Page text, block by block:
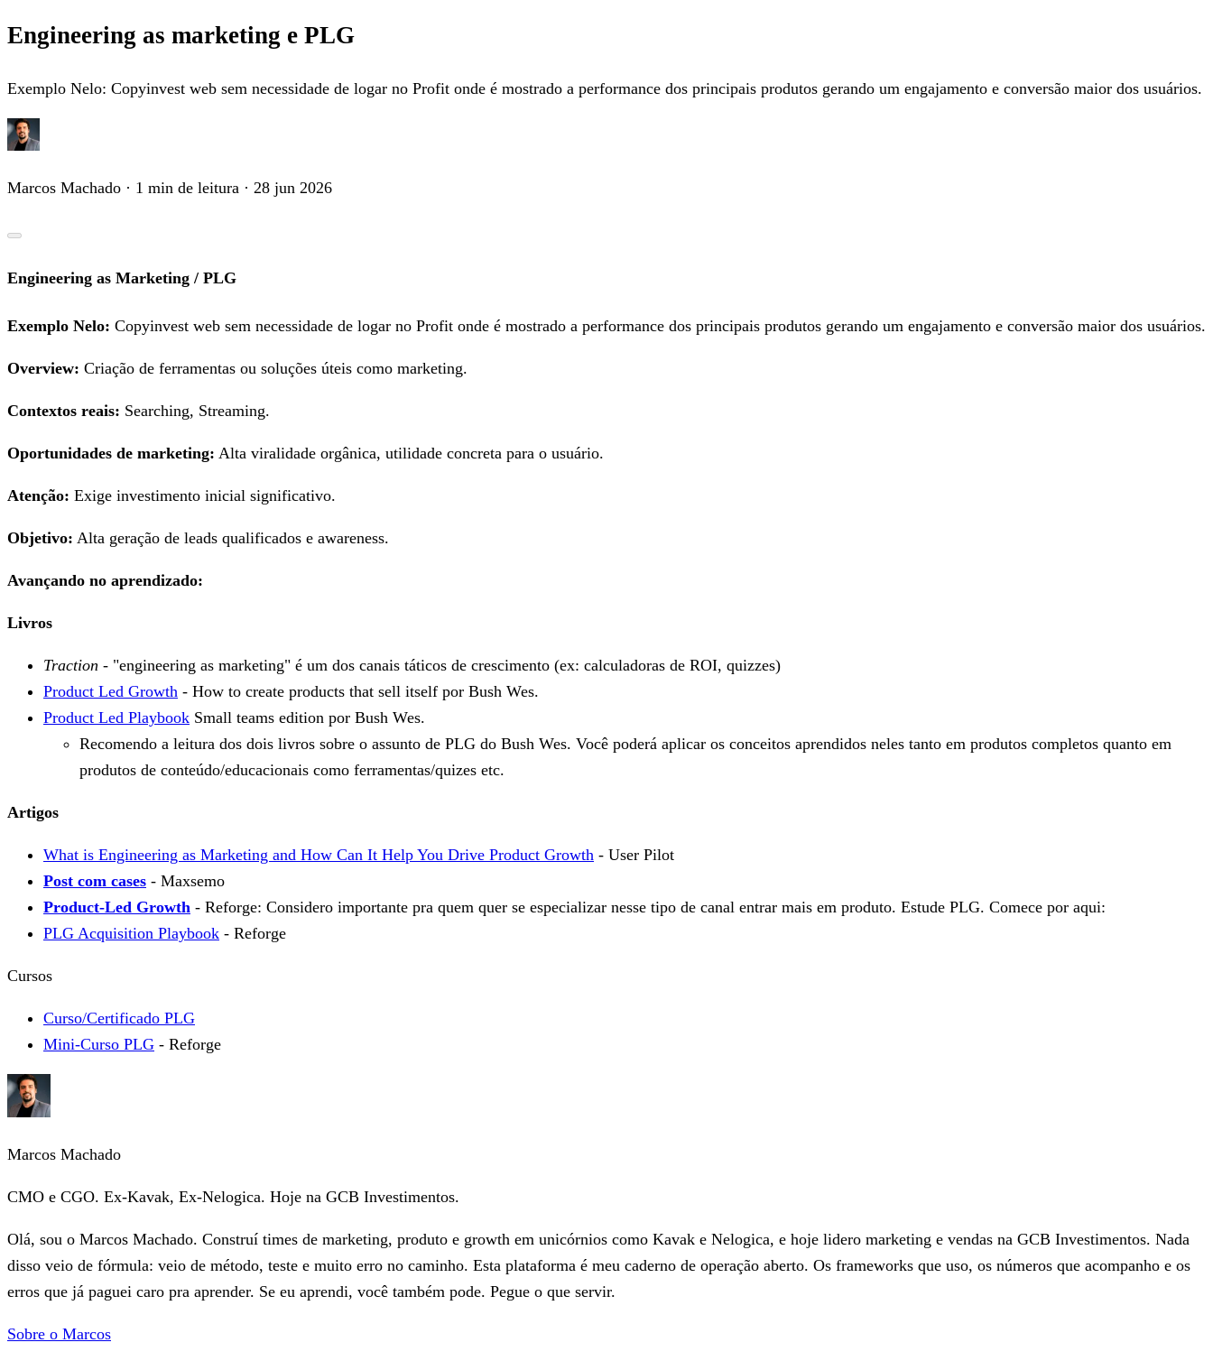
Engineering as marketing e PLG
Exemplo Nelo: Copyinvest web sem necessidade de logar no Profit onde é mostrado a performance dos principais produtos gerando um engajamento e conversão maior dos usuários.
Marcos Machado · 1 min de leitura · 28 jun 2026
Engineering as Marketing / PLG
Exemplo Nelo: Copyinvest web sem necessidade de logar no Profit onde é mostrado a performance dos principais produtos gerando um engajamento e conversão maior dos usuários.
Overview: Criação de ferramentas ou soluções úteis como marketing.
Contextos reais: Searching, Streaming.
Oportunidades de marketing: Alta viralidade orgânica, utilidade concreta para o usuário.
Atenção: Exige investimento inicial significativo.
Objetivo: Alta geração de leads qualificados e awareness.
Avançando no aprendizado:
Livros
Traction - "engineering as marketing" é um dos canais táticos de crescimento (ex: calculadoras de ROI, quizzes)
Product Led Growth - How to create products that sell itself por Bush Wes.
Product Led Playbook Small teams edition por Bush Wes.
Recomendo a leitura dos dois livros sobre o assunto de PLG do Bush Wes. Você poderá aplicar os conceitos aprendidos neles tanto em produtos completos quanto em
produtos de conteúdo/educacionais como ferramentas/quizes etc.
Artigos
What is Engineering as Marketing and How Can It Help You Drive Product Growth - User Pilot
Post com cases - Maxsemo
Product-Led Growth - Reforge: Considero importante pra quem quer se especializar nesse tipo de canal entrar mais em produto. Estude PLG. Comece por aqui:
PLG Acquisition Playbook - Reforge
Cursos
Curso/Certificado PLG
Mini-Curso PLG - Reforge
Marcos Machado
CMO e CGO. Ex-Kavak, Ex-Nelogica. Hoje na GCB Investimentos.
Olá, sou o Marcos Machado. Construí times de marketing, produto e growth em unicórnios como Kavak e Nelogica, e hoje lidero marketing e vendas na GCB Investimentos. Nada
disso veio de fórmula: veio de método, teste e muito erro no caminho. Esta plataforma é meu caderno de operação aberto. Os frameworks que uso, os números que acompanho e os
erros que já paguei caro pra aprender. Se eu aprendi, você também pode. Pegue o que servir.
Sobre o Marcos